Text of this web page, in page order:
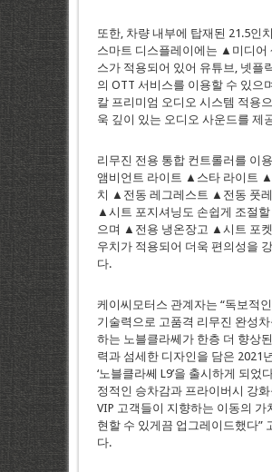
또한, 차량 내부에 탑재된 21.5인
스마트 디스플레이에는 ▲미디어
스가 적용되어 있어 유튜브, 넷플
의 OTT 서비스를 이용할 수 있으
칼 프리미엄 오디오 시스템 적용
욱 깊이 있는 오디오 사운드를 제
리무진 전용 통합 컨트롤러를 이
앰비언트 라이트 ▲스타 라이트
치 ▲전동 레그레스트 ▲전동 풋
▲시트 포지셔닝도 손쉽게 조절할
으며 ▲전용 냉온장고 ▲시트 포
우치가 적용되어 더욱 편의성을
다.
케이씨모터스 관계자는 “독보적
기술력으로 고품격 리무진 완성
하는 노블클라쎄가 한층 더 향상
력과 섬세한 디자인을 담은 2021
‘노블클라쎄 L9’을 출시하게 되었
정적인 승차감과 프라이버시 강화
VIP 고객들이 지향하는 이동의 가
현할 수 있게끔 업그레이드했다”
다.